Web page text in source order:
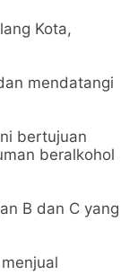
Kota,
mendatangi
bertujuan
beralkohol
B dan C yang